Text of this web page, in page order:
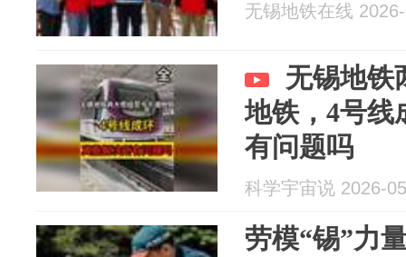
无锡地铁在线
无锡地铁
地铁，4号线
有问题吗
科学宇宙说 2026-
劳模“锡”力